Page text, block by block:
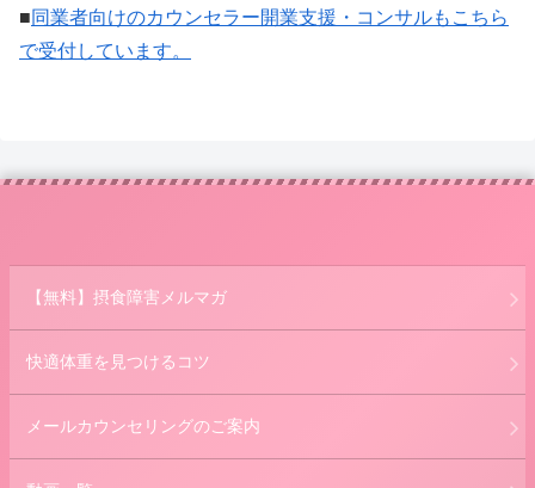
■同業者向けのカウンセラー開業支援・コンサルもこちら
で受付しています。
【無料】摂食障害メルマガ
快適体重を見つけるコツ
メールカウンセリングのご案内